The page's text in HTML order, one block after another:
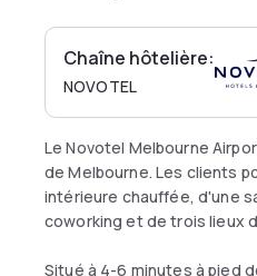
Chaîne hôtelière:
NOVOTEL
Le Novotel Melbourne
de Melbourne. Les clients
intérieure chauffée, d'une
coworking et de trois lieux
Situé à 4-6 minutes à pied